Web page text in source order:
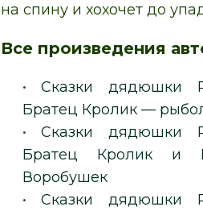
на спину и хохочет до
Все произведения
•Сказки дядюшки
Братец Кролик —
•Сказки дядюшки
Братец Кролик и
Воробушек
•Сказки дядюшки